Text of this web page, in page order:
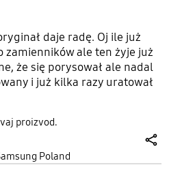
daje radę. Oj ile już
zamienników ale ten żyje już
że się porysował ale nadal
i już kilka razy uratował
proizvod.
Poland